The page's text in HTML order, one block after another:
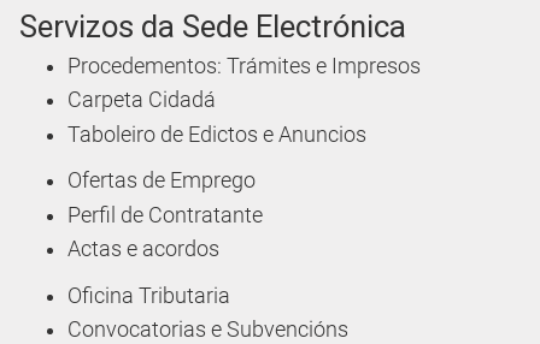
Servizos da Sede Electrónica
Procedementos: Trámites e Impresos
Carpeta Cidadá
Taboleiro de Edictos e Anuncios
Ofertas de Emprego
Perfil de Contratante
Actas e acordos
Oficina Tributaria
Convocatorias e Subvencións